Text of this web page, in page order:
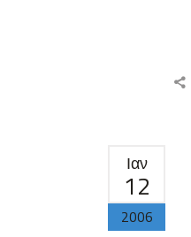
Ιαν
12
2006